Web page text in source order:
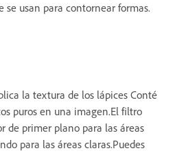
se usan para contornear formas.
la textura de los lápices Conté
puros en una imagen.El filtro
de primer plano para las áreas
para las áreas claras.Puedes